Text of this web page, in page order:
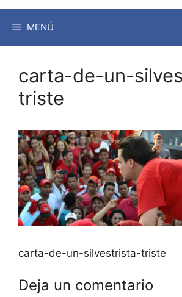
MENÚ
carta-de-un-
triste
carta-de-un-silvestrista-triste
Deja un comentario